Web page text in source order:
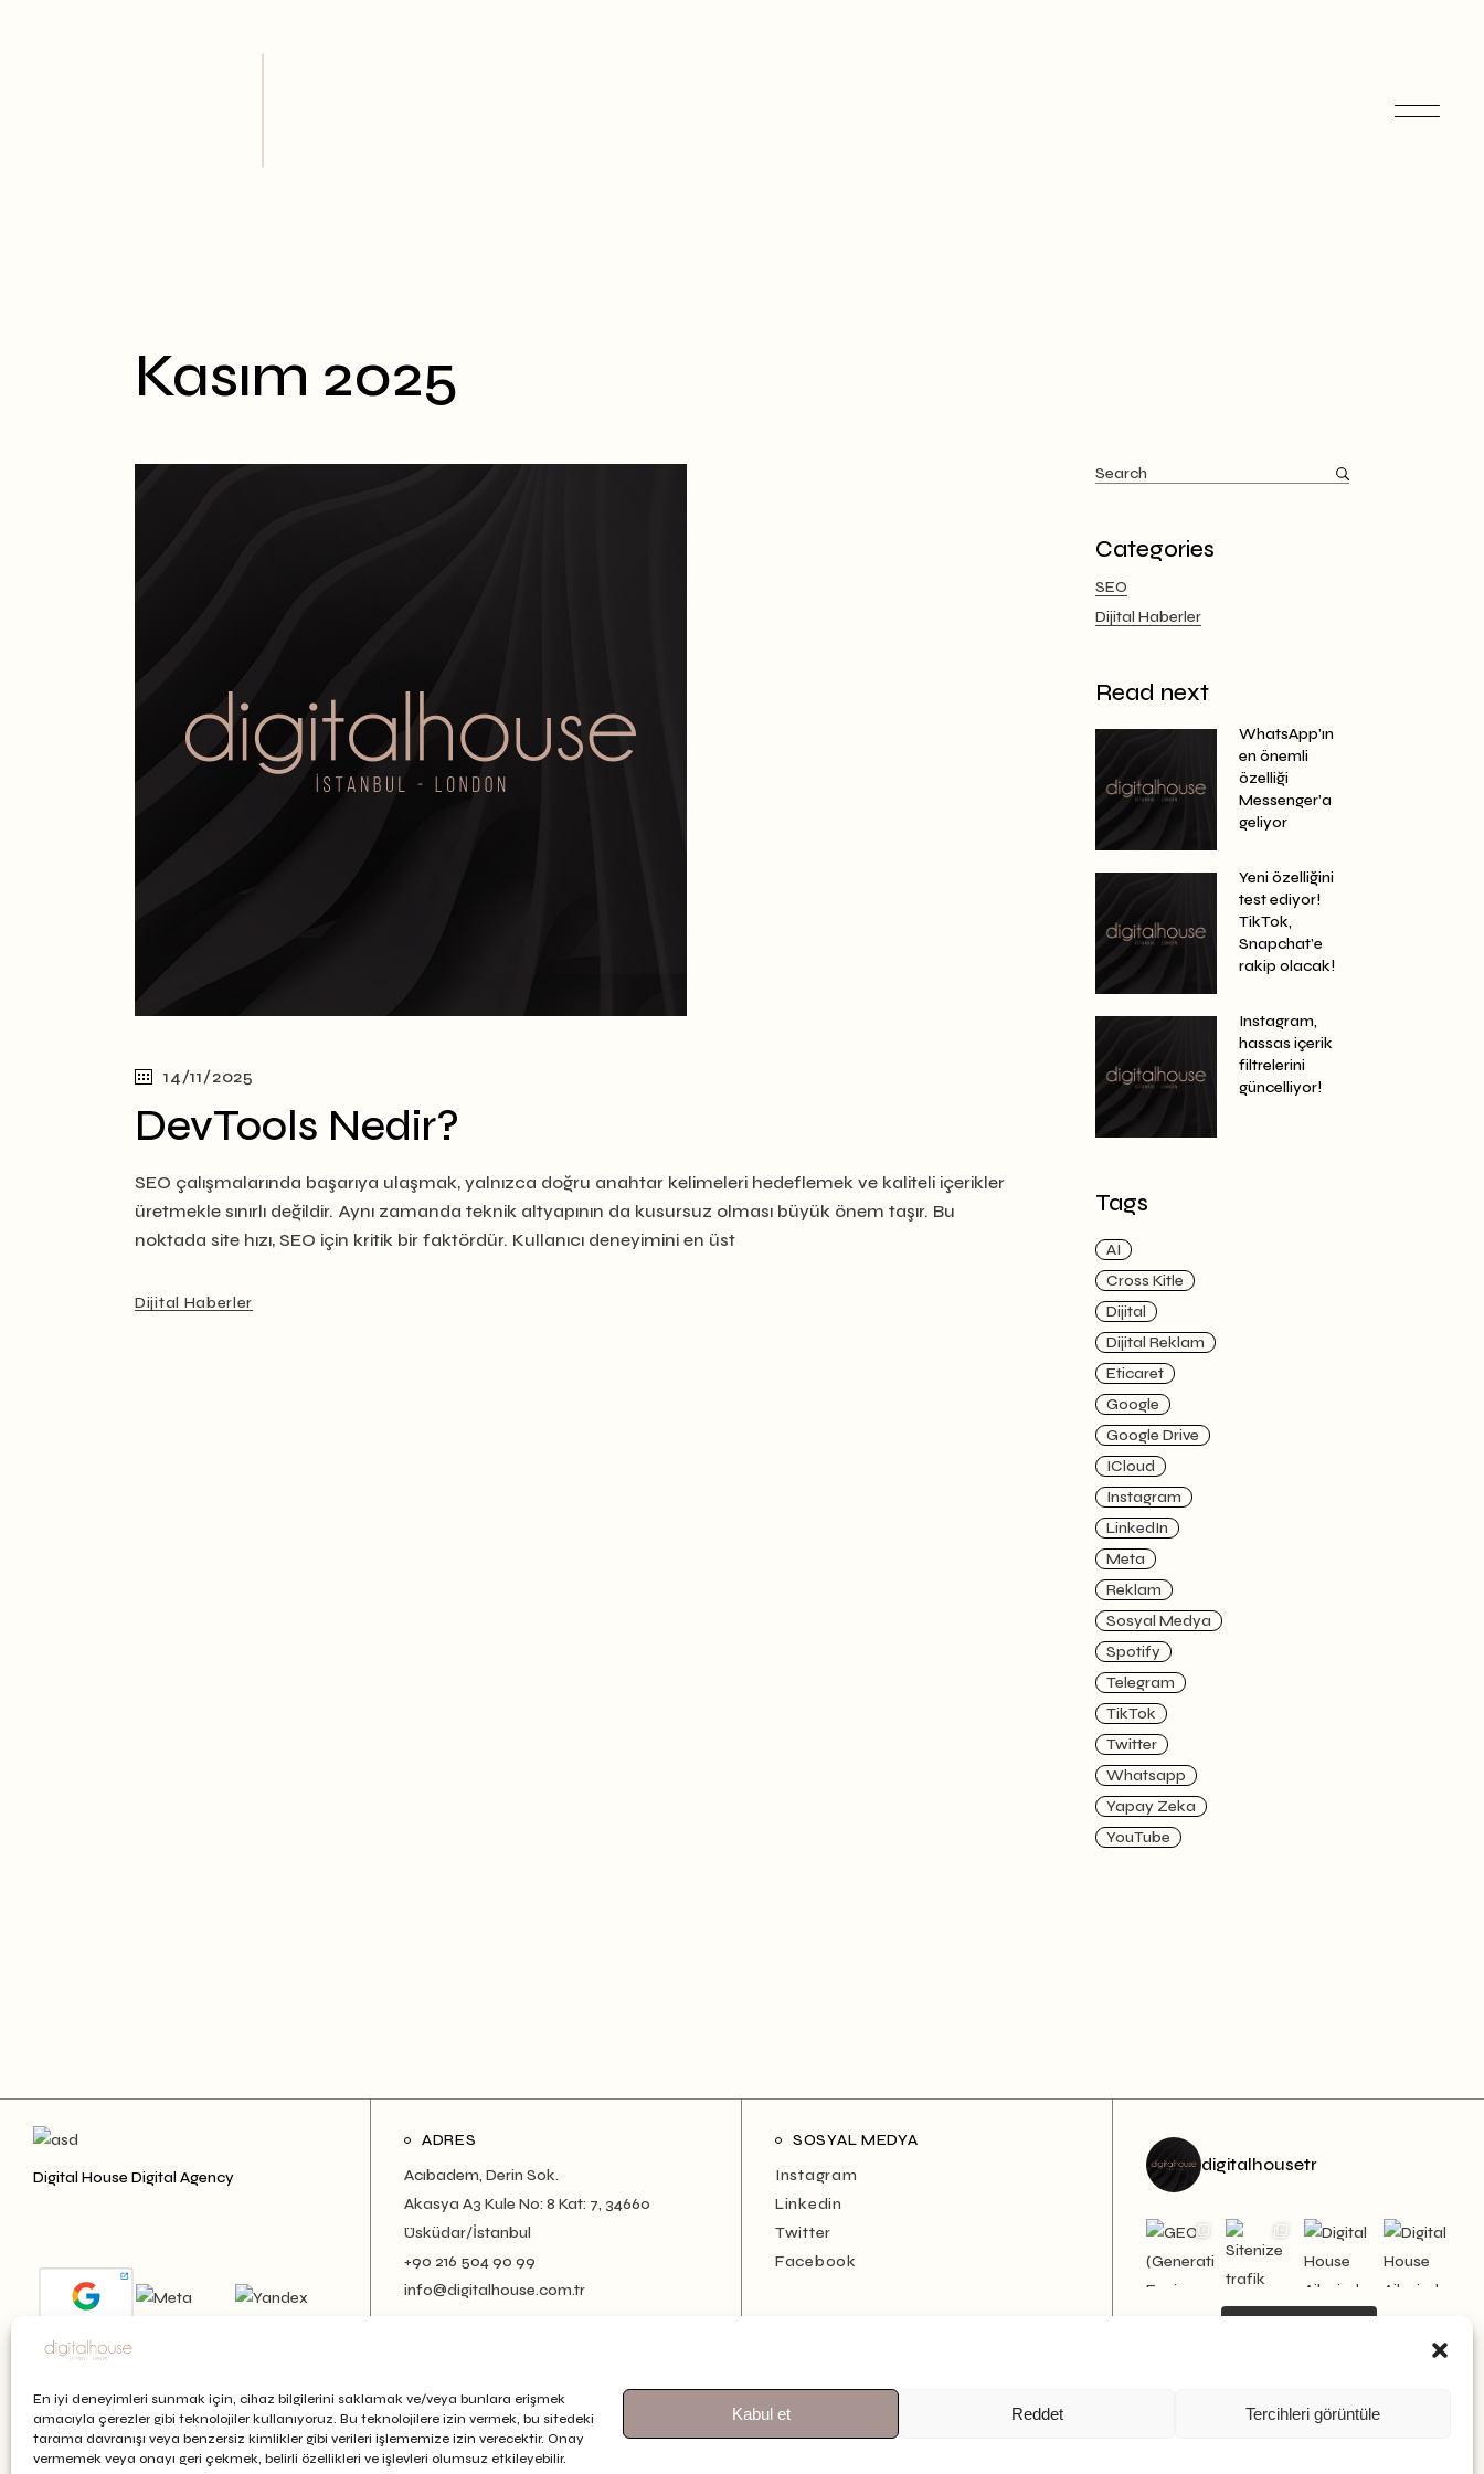
En iyi deneyimleri sunmak için, cihaz bilgilerini saklamak ve/veya bunlara erişmek
amacıyla çerezler gibi teknolojiler kullanıyoruz. Bu teknolojilere izin vermek, bu sitedeki
tarama davranışı veya benzersiz kimlikler gibi verileri işlememize izin verecektir. Onay
vermemek veya onayı geri çekmek, belirli özellikleri ve işlevleri olumsuz etkileyebilir.
Kabul et Reddet Tercihleri görüntüle
Kasım 2025
14/11/2025
DevTools Nedir?
SEO çalışmalarında başarıya ulaşmak, yalnızca doğru anahtar kelimeleri hedeflemek ve kaliteli içerikler
üretmekle sınırlı değildir. Aynı zamanda teknik altyapının da kusursuz olması büyük önem taşır. Bu
noktada site hızı, SEO için kritik bir faktördür. Kullanıcı deneyimini en üst
Dijital Haberler
Search
for:
Categories
SEO
Dijital Haberler
Read next
WhatsApp’ın
en önemli
özelliği
Messenger’a
geliyor
Yeni özelliğini
test ediyor!
TikTok,
Snapchat’e
rakip olacak!
Instagram,
hassas içerik
filtrelerini
güncelliyor!
Tags
AI
Cross Kitle
Dijital
Dijital Reklam
Eticaret
Google
Google Drive
ICloud
Instagram
LinkedIn
Meta
Reklam
Sosyal Medya
Spotify
Telegram
TikTok
Twitter
Whatsapp
Yapay Zeka
YouTube
Digital House Digital Agency
ADRES
Acıbadem, Derin Sok.
Akasya A3 Kule No: 8 Kat: 7, 34660
Üsküdar/İstanbul
+90 216 504 90 99
info@digitalhouse.com.tr
SOSYAL MEDYA
Instagram
Linkedin
Twitter
Facebook
digitalhousetr